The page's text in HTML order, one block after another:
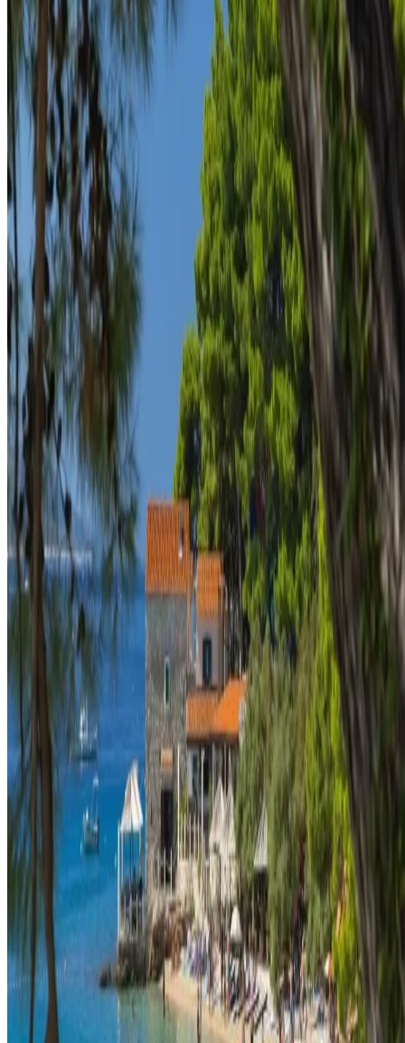
Özel haberleri ilk siz alın
E-posta bültenimize kaydolarak teklifleri ve yenilikleri ilk öğrenen
siz olun.
E-posta
Zaman zaman haberler ve teklifler hakkında e-posta almayı kabul
ediyorum.
Kaydol
Kayıt olarak, Gizlilik Politikasına ve Kullanım Şartlarına
uymayı
kabul etmiş olursunuz.
Konaklayın ve Deneyimleyin
Daha Fazlasını Keşfedin
Politikalar ve Diğerleri
Çerez onayı
Gizlilik Politikası
Şartlar ve Koşullar